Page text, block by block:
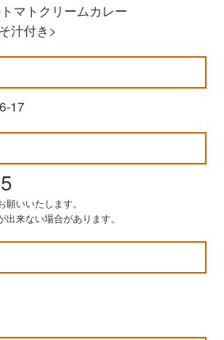
マトクリームカレー
汁付き>
17
いいたします。
来ない場合があります。